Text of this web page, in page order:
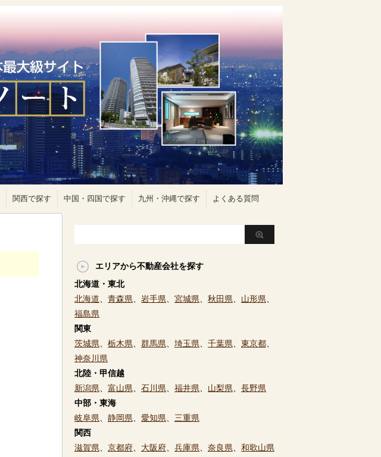
関西で探す 中国・四国で探す 九州・沖縄で探す よくある質問
エリアから不動産会社を探す
北海道・東北
北海道
青森県 岩手県 宮城県 秋田県 山形県
福島県
関東
茨城県
栃木県 群馬県 埼玉県 千葉県 東京都
神奈川県
北陸・甲信越
新潟県
富山県 石川県 福井県 山梨県
長野県
中部・東海
岐阜県
静岡県 愛知県
三重県
関西
滋賀県
京都府 大阪府 兵庫県 奈良県
和歌山県